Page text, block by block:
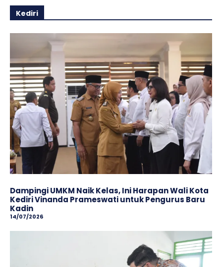
Kediri
Dampingi UMKM Naik Kelas, Ini Harapan Wali Kota
Kediri Vinanda Prameswati untuk Pengurus Baru
Kadin
14/07/2026